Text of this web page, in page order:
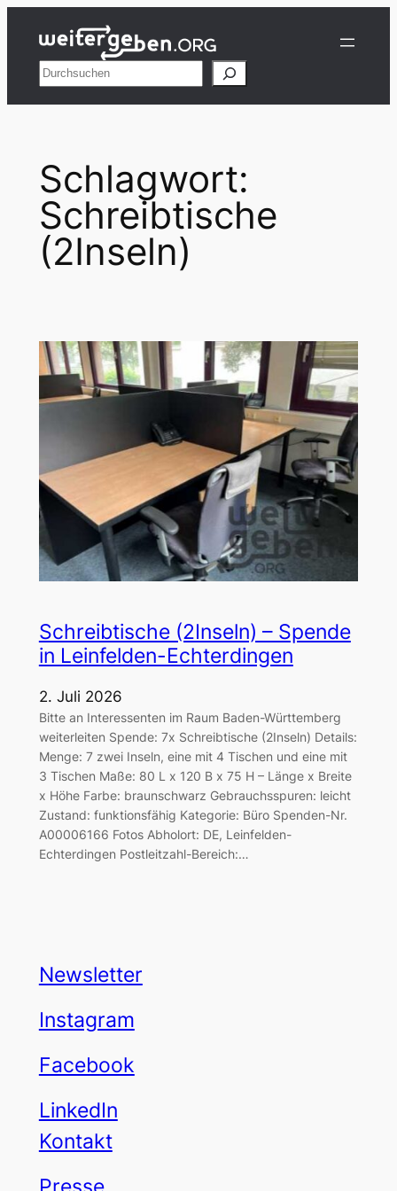
Inhalt
springenSuchen
Schlagwort:
Schreibtische
(2Inseln)
Schreibtische (2Inseln) – Spende
in Leinfelden-Echterdingen
2. Juli 2026
Bitte an Interessenten im Raum Baden-Württemberg
weiterleiten Spende: 7x Schreibtische (2Inseln) Details:
Menge: 7 zwei Inseln, eine mit 4 Tischen und eine mit
3 Tischen Maße: 80 L x 120 B x 75 H – Länge x Breite
x Höhe Farbe: braunschwarz Gebrauchsspuren: leicht
Zustand: funktionsfähig Kategorie: Büro Spenden-Nr.
A00006166 Fotos Abholort: DE, Leinfelden-
Echterdingen Postleitzahl-Bereich:…
Newsletter
Instagram
Facebook
LinkedIn
Kontakt